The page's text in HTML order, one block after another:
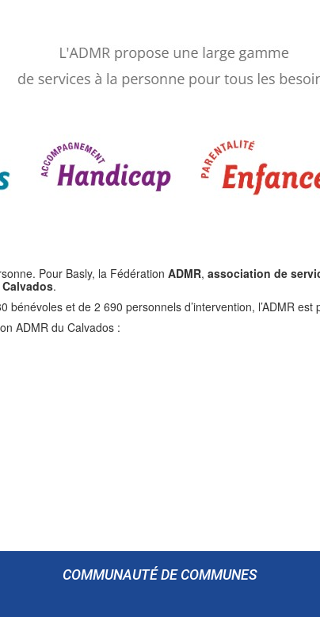
Pour Basly, la Fédération ADMR, association de
Calvados.
et de 2 690 personnels d’intervention, l’ADMR
ADMR du Calvados :
COMMUNAUTÉ DE COMMUNES